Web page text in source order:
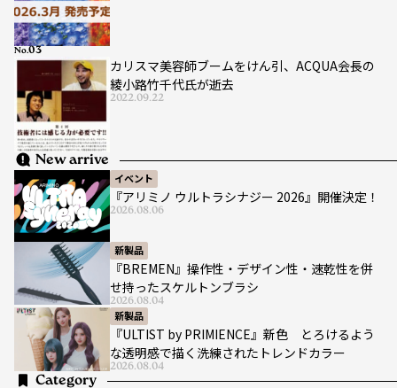
カリスマ美容師ブームをけん引、ACQUA会長の
綾小路竹千代氏が逝去
2022.09.22
No.
New arrive
イベント
『アリミノ ウルトラシナジー 2026』開催決定！
2026.08.06
新製品
『BREMEN』操作性・デザイン性・速乾性を併
せ持ったスケルトンブラシ
2026.08.04
新製品
『ULTIST by PRIMIENCE』新色 とろけるよう
な透明感で描く洗練されたトレンドカラー
2026.08.04
Category